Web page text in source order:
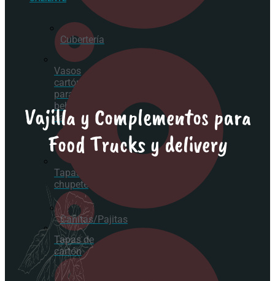
Vasos
cartón
para
bebida
caliente
Tapas
chupete
Tapas de
cartón
Cubertería
Cañitas/Pajitas
Vajilla y Complementos para
Food Trucks y delivery